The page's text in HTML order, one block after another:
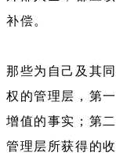
补偿。
那些为自己及其
权的管理层，第
增值的事实；第
管理层所获得的